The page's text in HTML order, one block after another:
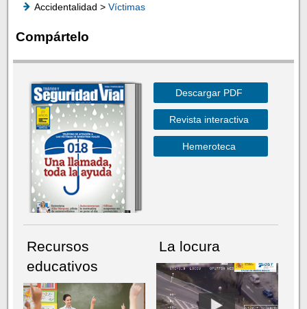
Accidentalidad > Víctimas
Compártelo
Descargar PDF
Revista interactiva
Hemeroteca
Recursos
educativos
La locura